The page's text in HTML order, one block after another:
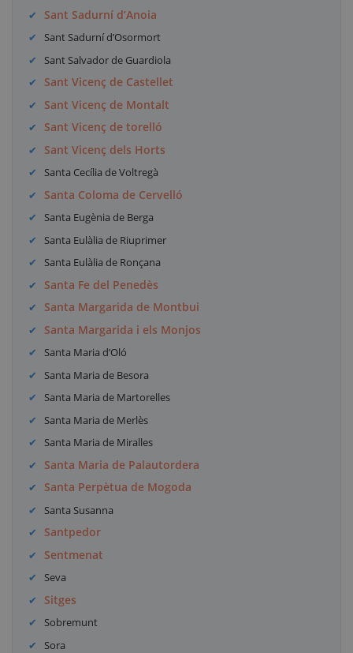
Sant Sadurní d’Anoia
Sant Sadurní d’Osormort
Sant Salvador de Guardiola
Sant Vicenç de Castellet
Sant Vicenç de Montalt
Sant Vicenç de torelló
Sant Vicenç dels Horts
Santa Cecília de Voltregà
Santa Coloma de Cervelló
Santa Eugènia de Berga
Santa Eulàlia de Riuprimer
Santa Eulàlia de Ronçana
Santa Fe del Penedès
Santa Margarida de Montbui
Santa Margarida i els Monjos
Santa Maria d’Oló
Santa Maria de Besora
Santa Maria de Martorelles
Santa Maria de Merlès
Santa Maria de Miralles
Santa Maria de Palautordera
Santa Perpètua de Mogoda
Santa Susanna
Santpedor
Sentmenat
Seva
Sitges
Sobremunt
Sora